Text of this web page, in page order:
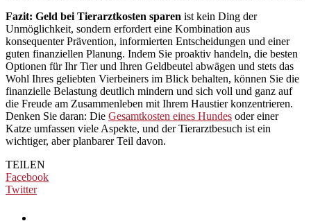
Fazit: Geld bei Tierarztkosten sparen ist kein Ding der
Unmöglichkeit, sondern erfordert eine Kombination aus
konsequenter Prävention, informierten Entscheidungen und einer
guten finanziellen Planung. Indem Sie proaktiv handeln, die besten
Optionen für Ihr Tier und Ihren Geldbeutel abwägen und stets das
Wohl Ihres geliebten Vierbeiners im Blick behalten, können Sie die
finanzielle Belastung deutlich mindern und sich voll und ganz auf
die Freude am Zusammenleben mit Ihrem Haustier konzentrieren.
Denken Sie daran: Die Gesamtkosten eines Hundes oder einer
Katze umfassen viele Aspekte, und der Tierarztbesuch ist ein
wichtiger, aber planbarer Teil davon.
TEILEN
Facebook
Twitter